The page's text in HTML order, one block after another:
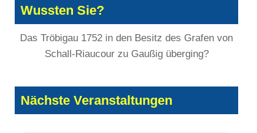
Wussten Sie?
Das Tröbigau 1752 in den Besitz des Grafen von
Schall-Riaucour zu Gaußig überging?
Nächste Veranstaltungen